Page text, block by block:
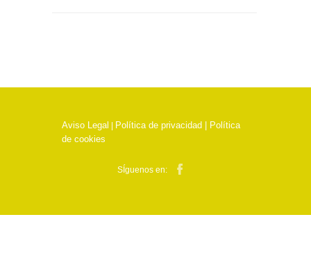
Aviso Legal Política de privacidad |
Política
de cookies
SÍguenos en: